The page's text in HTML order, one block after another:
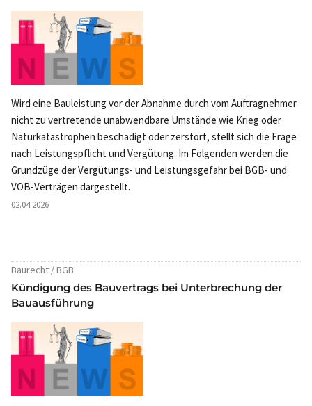
Wird eine Bauleistung vor der Abnahme durch vom Auftragnehmer
nicht zu vertretende unabwendbare Umstände wie Krieg oder
Naturkatastrophen beschädigt oder zerstört, stellt sich die Frage
nach Leistungspflicht und Vergütung. Im Folgenden werden die
Grundzüge der Vergütungs- und Leistungsgefahr bei BGB- und
VOB-Verträgen dargestellt.
02.04.2026
Baurecht / BGB
Kündigung des Bauvertrags bei Unterbrechung der
Bauausführung